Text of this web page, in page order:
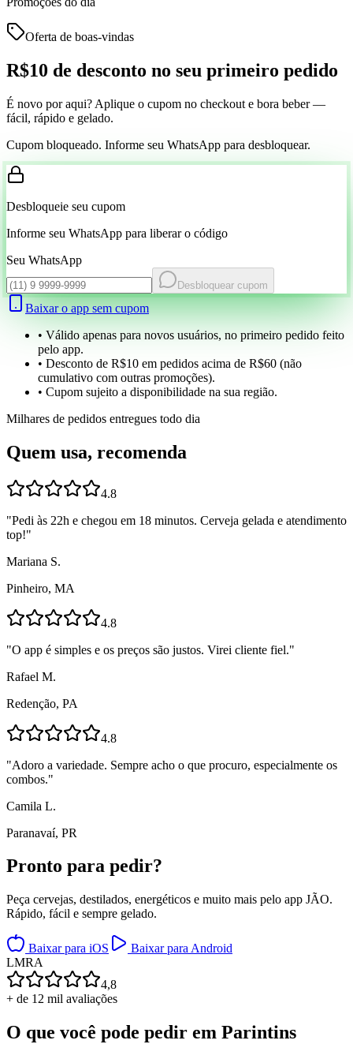
Oferta de boas-vindas
R$10 de desconto no seu primeiro pedido
É novo por aqui? Aplique o cupom no checkout e bora beber —
fácil, rápido e gelado.
Cupom bloqueado. Informe seu WhatsApp para desbloquear.
Desbloqueie seu cupom
Informe seu WhatsApp para liberar o código
Seu WhatsApp
Desbloquear cupom
Baixar o app sem cupom
• Válido apenas para novos usuários, no primeiro pedido feito
pelo app.
• Desconto de R$10 em pedidos acima de R$60 (não
cumulativo com outras promoções).
• Cupom sujeito a disponibilidade na sua região.
Milhares de pedidos entregues todo dia
Quem usa, recomenda
4.8
"Pedi às 22h e chegou em 18 minutos. Cerveja gelada e atendimento
top!"
Mariana S.
Pinheiro, MA
4.8
"O app é simples e os preços são justos. Virei cliente fiel."
Rafael M.
Redenção, PA
4.8
"Adoro a variedade. Sempre acho o que procuro, especialmente os
combos."
Camila L.
Paranavaí, PR
Pronto para pedir?
Peça cervejas, destilados, energéticos e muito mais pelo app JÃO.
Rápido, fácil e sempre gelado.
Baixar para iOS
Baixar para Android
LMRA
4,8
+ de 12 mil avaliações
O que você pode pedir em Parintins